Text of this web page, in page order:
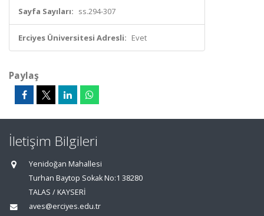
Sayfa Sayıları: ss.294-307
Erciyes Üniversitesi Adresli: Evet
Paylaş
İletişim Bilgileri
Yenidoğan Mahallesi
Turhan Baytop Sokak No:1 38280
TALAS / KAYSERİ
aves@erciyes.edu.tr